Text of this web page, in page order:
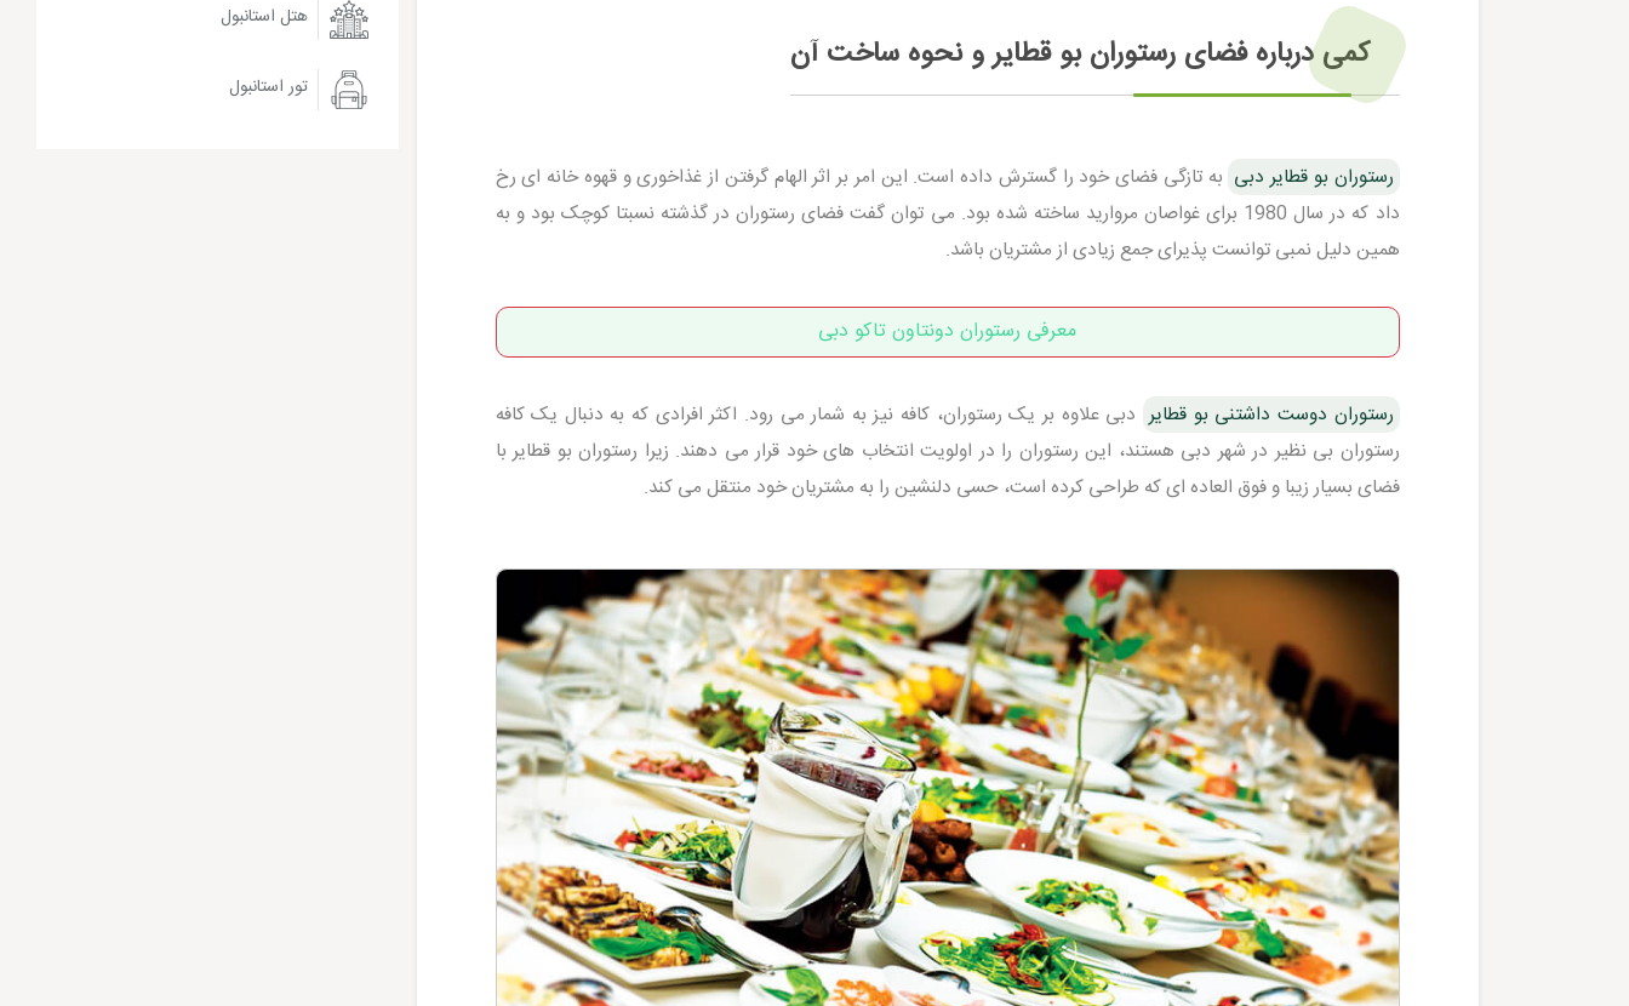
کمی درباره فضای رستوران بو قطایر و نحوه ساخت آن
رستوران بو قطایر دبی به تازگی فضای خود را گسترش داده است. این امر بر اثر الهام گرفتن از غذاخوری و قهوه خانه ای رخ
داد که در سال 1980 برای غواصان مروارید ساخته شده بود. می توان گفت فضای رستوران در گذشته نسبتا کوچک بود و به
همین دلیل نمبی توانست پذیرای جمع زیادی از مشتریان باشد.
معرفی رستوران دونتاون تاکو دبی
رستوران دوست داشتنی بو قطایر دبی علاوه بر یک رستوران، کافه نیز به شمار می رود. اکثر افرادی که به دنبال یک کافه
رستوران بی نظیر در شهر دبی هستند، این رستوران را در اولویت انتخاب های خود قرار می دهند. زیرا رستوران بو قطایر با
فضای بسیار زیبا و فوق العاده ای که طراحی کرده است، حسی دلنشین را به مشتریان خود منتقل می کند.
هتل استانبول
تور استانبول